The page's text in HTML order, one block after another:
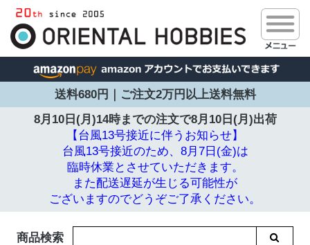
送料680円｜ご注文2万円以上送料無料
8月10日(月)14時までの注文で8月10日(月)出荷
【台風13号接近に伴うお知らせ】
台風13号接近のため、8月7日(金)は
臨時休業とさせていただきます。
また配送遅延が生じる可能性が
ございますのでどうぞご了承ください。
商品検索